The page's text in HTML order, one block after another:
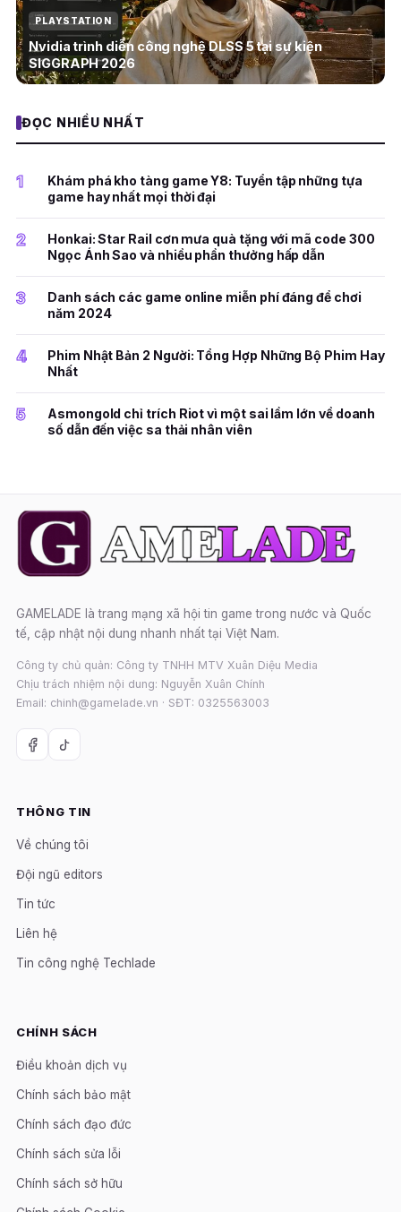
PLAYSTATION
Nvidia trình diễn công nghệ DLSS 5 tại sự kiện
SIGGRAPH 2026
ĐỌC NHIỀU NHẤT
1
Khám phá kho tàng game Y8: Tuyển tập những tựa
game hay nhất mọi thời đại
2
Honkai: Star Rail cơn mưa quà tặng với mã code 300
Ngọc Ánh Sao và nhiều phần thưởng hấp dẫn
3
Danh sách các game online miễn phí đáng để chơi
năm 2024
4
Phim Nhật Bản 2 Người: Tổng Hợp Những Bộ Phim Hay
Nhất
5
Asmongold chỉ trích Riot vì một sai lầm lớn về doanh
số dẫn đến việc sa thải nhân viên
GAMELADE là trang mạng xã hội tin game trong nước và Quốc
tế, cập nhật nội dung nhanh nhất tại Việt Nam.
Công ty chủ quản: Công ty TNHH MTV Xuân Diệu Media
Chịu trách nhiệm nội dung: Nguyễn Xuân Chính
Email: chinh@gamelade.vn · SĐT: 0325563003
THÔNG TIN
Về chúng tôi
Đội ngũ editors
Tin tức
Liên hệ
Tin công nghệ Techlade
CHÍNH SÁCH
Điều khoản dịch vụ
Chính sách bảo mật
Chính sách đạo đức
Chính sách sửa lỗi
Chính sách sở hữu